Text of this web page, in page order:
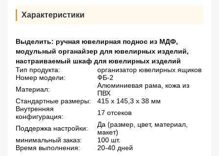
Характеристики
Выделить: ручная ювелирная поднос из МДФ,
модульный органайзер для ювелирных изделий,
настраиваемый шкаф для ювелирных изделий
Тип продукта:
организатор ювелирных ящиков
Номер модели:
ФБ-2
Материал:
Алюминиевая рама, кожа из
ПВХ
Стандартные размеры:
415 х 145,3 х 38 мм
Внутренняя
конфигурация:
17 отсеков
Поддержка настройки:
Да (размер, цвет, материал,
макет)
минимальный заказ:
100 шт.
Время выполнения:
20-40 дней